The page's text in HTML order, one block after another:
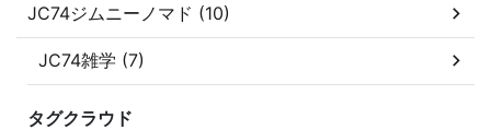
JC74ジムニーノマド (10)
JC74雑学 (7)
タグクラウド